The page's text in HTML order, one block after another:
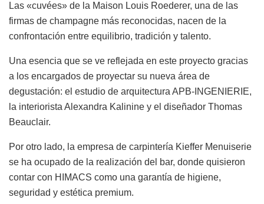
Las «cuvées» de la Maison Louis Roederer, una de las
firmas de champagne más reconocidas, nacen de la
confrontación entre equilibrio, tradición y talento.
Una esencia que se ve reflejada en este proyecto gracias
a los encargados de proyectar su nueva área de
degustación: el estudio de arquitectura APB-INGENIERIE,
la interiorista Alexandra Kalinine y el diseñador Thomas
Beauclair.
Por otro lado, la empresa de carpintería Kieffer Menuiserie
se ha ocupado de la realización del bar, donde quisieron
contar con HIMACS como una garantía de higiene,
seguridad y estética premium.